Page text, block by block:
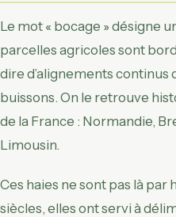
Le mot « bocage » désigne
parcelles agricoles sont
dire d’alignements continus
buissons. On le retrouve
de la France : Normandie,
Limousin.
Ces haies ne sont pas là par
siècles, elles ont servi à